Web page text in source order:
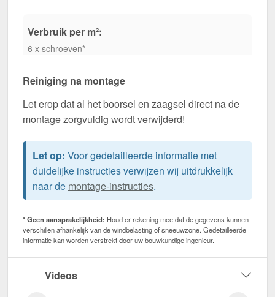
Verbruik per m²:
6 x schroeven*
Reiniging na montage
Let erop dat al het boorsel en zaagsel direct na de
montage zorgvuldig wordt verwijderd!
Let op: Voor gedetailleerde informatie met
duidelijke instructies verwijzen wij uitdrukkelijk
naar de montage-instructies.
* Geen aansprakelijkheid: Houd er rekening mee dat de gegevens kunnen
verschillen afhankelijk van de windbelasting of sneeuwzone. Gedetailleerde
informatie kan worden verstrekt door uw bouwkundige ingenieur.
Videos